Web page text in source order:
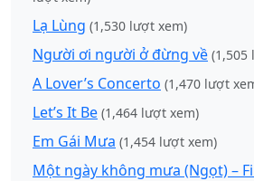
Lạ Lùng (1,530 lượt xem)
Người ơi người ở đừng về (1,505
A Lover’s Concerto (1,470 lượt
Let’s It Be (1,464 lượt xem)
Em Gái Mưa (1,454 lượt xem)
Một ngày không mưa (Ngọt) –